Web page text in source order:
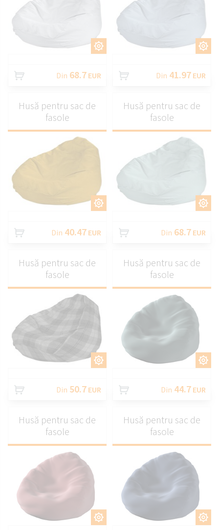
PERSONALIZAȚI
Din 68.7 EUR
PERSONALIZAȚI
Din 41.97 EUR
PERSONALIZAȚI
Husă pentru sac de
fasole
Din 40.47 EUR
PERSONALIZAȚI
Husă pentru sac de
fasole
Din 68.7 EUR
PERSONALIZAȚI
Husă pentru sac de
fasole
Din 50.7 EUR
PERSONALIZAȚI
Husă pentru sac de
fasole
Din 44.7 EUR
PERSONALIZAȚI
Husă pentru sac de
fasole
PERSONALIZAȚI
Husă pentru sac de
fasole